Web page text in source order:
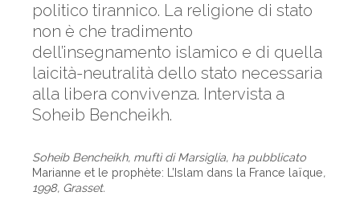
politico tirannico. La religione di stato
non è che tradimento
dell’insegnamento islamico e di quella
laicità-neutralità dello stato necessaria
alla libera convivenza. Intervista a
Soheib Bencheikh.
Soheib Bencheikh, muftì di Marsiglia, ha pubblicato
Marianne et le prophète: L’Islam dans la France laïque,
1998, Grasset.